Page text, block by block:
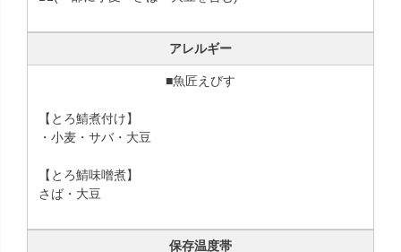
アレルギー
■魚匠えびす
【とろ鯖煮付け】
・小麦・サバ・大豆
【とろ鯖味噌煮】
さば・大豆
保存温度帯